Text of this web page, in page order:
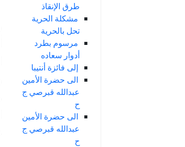
طرق الإنقاذ
مشكلة الحرية
تحل بالحرية
مرسوم بطرد
أدوار سعاده
إلى فائزة أنتيبا
الى حضرة الأمين
عبدالله قبرصي ج
ح
الى حضرة الأمين
عبدالله قبرصي ج
ح